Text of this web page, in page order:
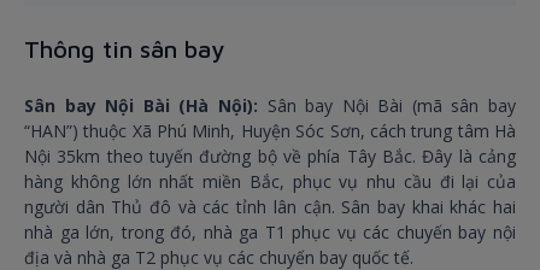
Thông tin sân bay
Sân bay Nội Bài (Hà Nội): Sân bay Nội Bài (mã sân bay
“HAN”) thuộc Xã Phú Minh, Huyện Sóc Sơn, cách trung tâm Hà
Nội 35km theo tuyến đường bộ về phía Tây Bắc. Đây là cảng
hàng không lớn nhất miền Bắc, phục vụ nhu cầu đi lại của
người dân Thủ đô và các tỉnh lân cận. Sân bay khai khác hai
nhà ga lớn, trong đó, nhà ga T1 phục vụ các chuyến bay nội
địa và nhà ga T2 phục vụ các chuyến bay quốc tế.